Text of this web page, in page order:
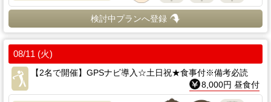
検討中プランへ登録
08/11 (火)
【2名で開催】GPSナビ導入☆土日祝★食事付※備考必読
8,000円 昼食付